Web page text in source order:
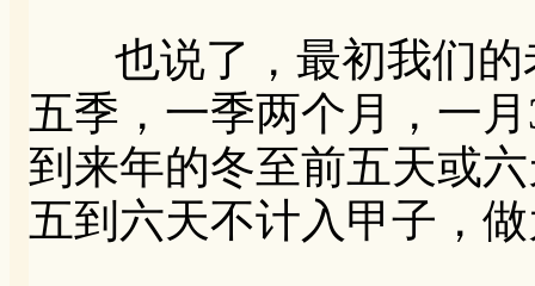
也说了，最初我们的
五季，一季两个月，一
到来年的冬至前五天或
五到六天不计入甲子，